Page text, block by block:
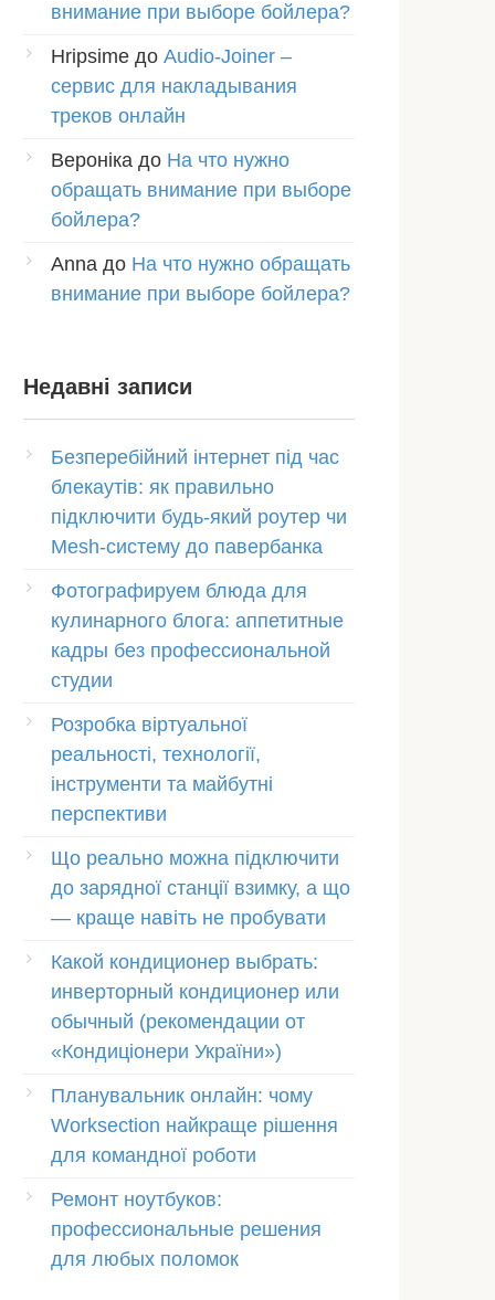
внимание при выборе бойлера?
Hripsime до Audio-Joiner –
сервис для накладывания
треков онлайн
Вероніка до На что нужно
обращать внимание при выборе
бойлера?
Anna до На что нужно обращать
внимание при выборе бойлера?
Недавні записи
Безперебійний інтернет під час
блекаутів: як правильно
підключити будь-який роутер чи
Mesh-систему до павербанка
Фотографируем блюда для
кулинарного блога: аппетитные
кадры без профессиональной
студии
Розробка віртуальної
реальності, технології,
інструменти та майбутні
перспективи
Що реально можна підключити
до зарядної станції взимку, а що
— краще навіть не пробувати
Какой кондиционер выбрать:
инверторный кондиционер или
обычный (рекомендации от
«Кондиціонери України»)
Планувальник онлайн: чому
Worksection найкраще рішення
для командної роботи
Ремонт ноутбуков:
профессиональные решения
для любых поломок